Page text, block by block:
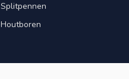
Splitpennen
Houtboren